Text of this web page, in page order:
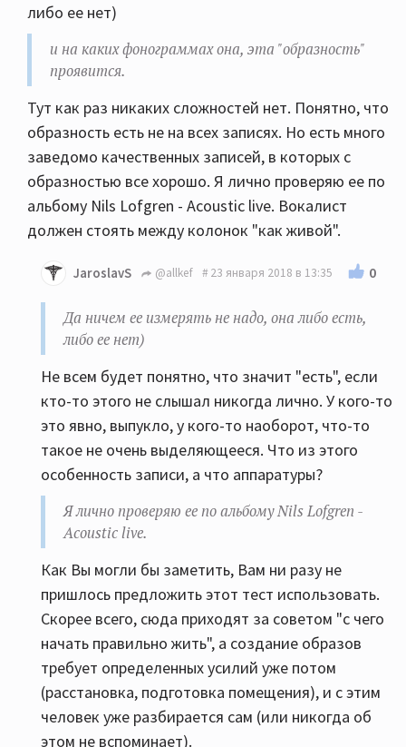
либо ее нет)
и на каких фонограммах она, эта "образность"
проявится.
Тут как раз никаких сложностей нет. Понятно, что
образность есть не на всех записях. Но есть много
заведомо качественных записей, в которых с
образностью все хорошо. Я лично проверяю ее по
альбому Nils Lofgren - Acoustic live. Вокалист
должен стоять между колонок "как живой".
JaroslavS @allkef 23 января 2018 в 13:35 0
Да ничем ее измерять не надо, она либо есть,
либо ее нет)
Не всем будет понятно, что значит "есть", если
кто-то этого не слышал никогда лично. У кого-то
это явно, выпукло, у кого-то наоборот, что-то
такое не очень выделяющееся. Что из этого
особенность записи, а что аппаратуры?
Я лично проверяю ее по альбому Nils Lofgren -
Acoustic live.
Как Вы могли бы заметить, Вам ни разу не
пришлось предложить этот тест использовать.
Скорее всего, сюда приходят за советом "с чего
начать правильно жить", а создание образов
требует определенных усилий уже потом
(расстановка, подготовка помещения), и с этим
человек уже разбирается сам (или никогда об
этом не вспоминает).